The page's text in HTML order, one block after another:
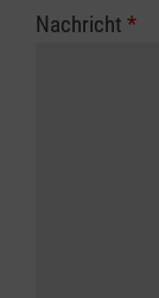
Nachricht *